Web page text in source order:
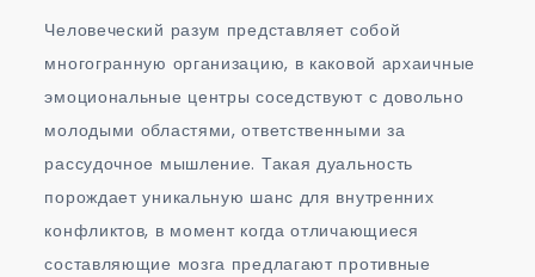
Человеческий разум представляет собой
многогранную организацию, в каковой архаичные
эмоциональные центры соседствуют с довольно
молодыми областями, ответственными за
рассудочное мышление. Такая дуальность
порождает уникальную шанс для внутренних
конфликтов, в момент когда отличающиеся
составляющие мозга предлагают противные